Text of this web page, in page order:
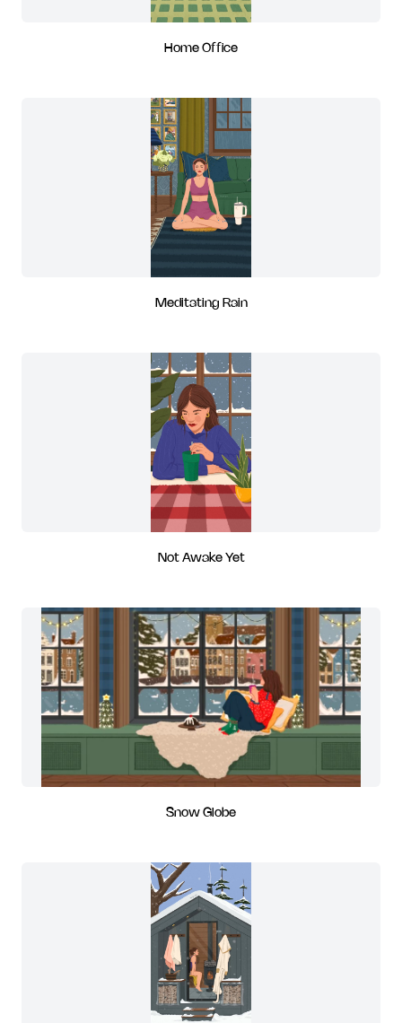
Home Office
Meditating Rain
Not Awake Yet
Snow Globe